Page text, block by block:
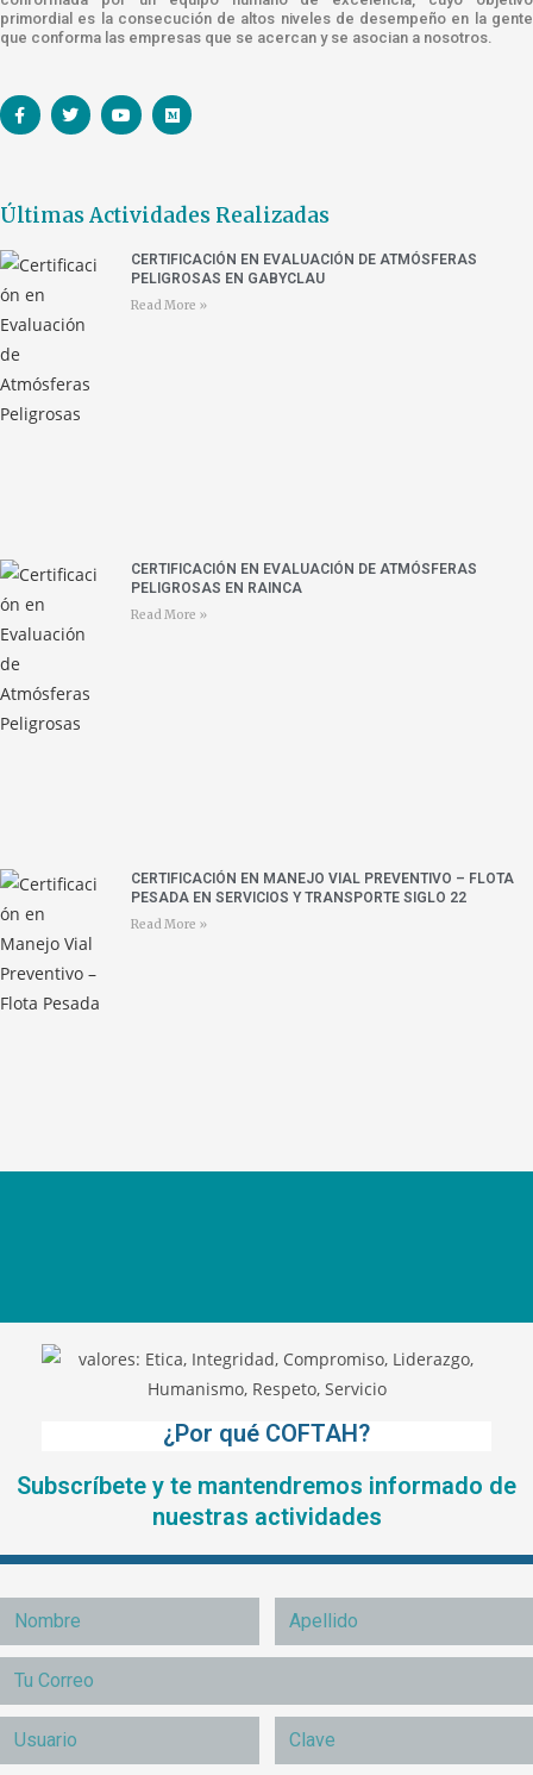
primordial es la consecución de altos niveles de desempeño en la gente
que conforma las empresas que se acercan y se asocian a nosotros.
Últimas Actividades Realizadas
CERTIFICACIÓN EN EVALUACIÓN DE ATMÓSFERAS
PELIGROSAS EN GABYCLAU
Read More »
CERTIFICACIÓN EN EVALUACIÓN DE ATMÓSFERAS
PELIGROSAS EN RAINCA
Read More »
CERTIFICACIÓN EN MANEJO VIAL PREVENTIVO – FLOTA
PESADA EN SERVICIOS Y TRANSPORTE SIGLO 22
Read More »
¿Por qué COFTAH?
Subscríbete y te mantendremos informado de
nuestras actividades